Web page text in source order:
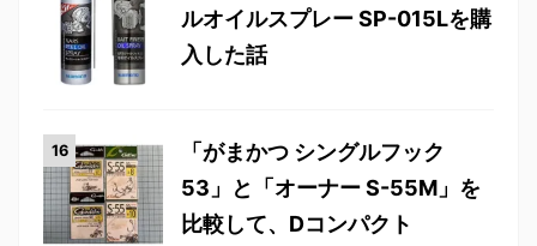
ルオイルスプレー SP-015Lを購
入した話
「がまかつ シングルフック
53」と「オーナー S-55M」を
比較して、Dコンパクト